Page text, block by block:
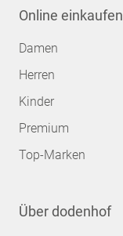
Online einkaufen
Damen
Herren
Kinder
Premium
Top-Marken
Über dodenhof